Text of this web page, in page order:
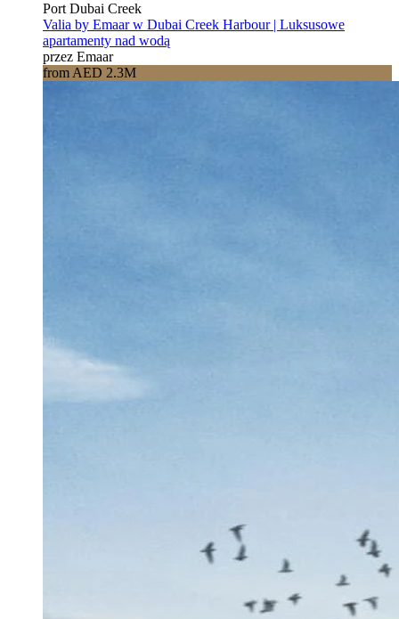
Port Dubai Creek
Valia by Emaar w Dubai Creek Harbour | Luksusowe
apartamenty nad wodą
przez Emaar
from AED 2.3M